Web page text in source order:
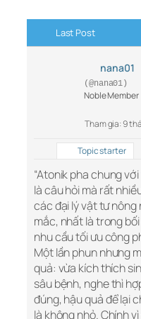
Last Post
nana01
(@nana01)
Noble Member
Tham gia: 9
Topic starter
“Atonik pha chung với
là câu hỏi mà rất
các đại lý vật tư
mắc, nhất là trong
nhu cầu tối ưu công
Một lần phun nhưng
quả: vừa kích thích
sâu bệnh, nghe thì
đúng, hậu quả để lại
là không nhỏ. Chính